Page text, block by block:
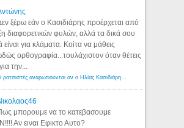
ξέρω εάν ο Κασιδιάρης προέρχεται από
διαφορετικών φυλών, αλλά τα δικά σου
είναι για κλάματα. Κοίτα να μάθεις
ορθογραφία...τουλάχιστον όταν θέτεις
την...
μπορουμε να το κατεβασουμε
Αν ειναι Εφικτο Αυτο?